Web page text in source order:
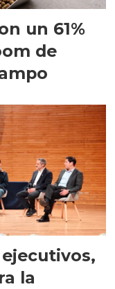
un 61%
de
la